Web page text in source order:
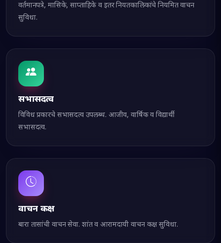
वर्तमानपत्रे, मासिके, साप्ताहिके व इतर नियतकालिकांचे नियमित वाचन
सुविधा.
सभासदत्व
विविध प्रकारचे सभासदत्व उपलब्ध. आजीव, वार्षिक व विद्यार्थी
सभासदत्व.
वाचन कक्ष
बारा तासांची वाचन सेवा. शांत व आरामदायी वाचन कक्ष सुविधा.